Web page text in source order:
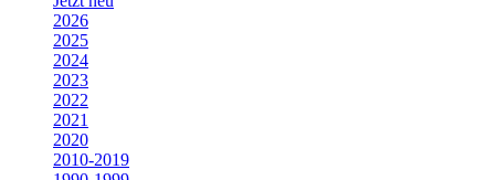
2026
2025
2024
2023
2022
2021
2020
2010-2019